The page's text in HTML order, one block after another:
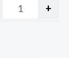
+